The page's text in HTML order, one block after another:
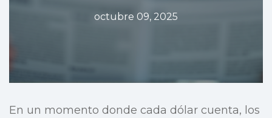
octubre 09, 2025
En un momento donde cada dólar cuenta, los